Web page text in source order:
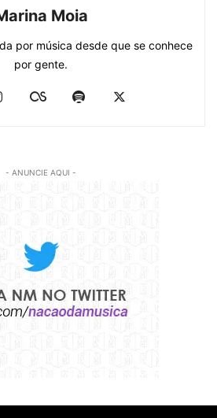
Moia
por música desde que se conhece
por gente.
- ANUNCIE AQUI -